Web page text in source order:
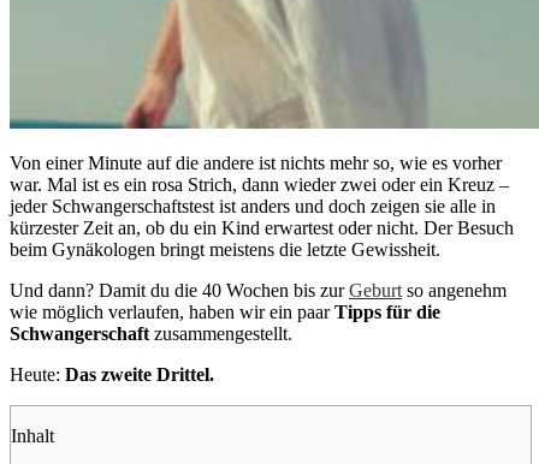
Von einer Minute auf die andere ist nichts mehr so, wie es vorher
war. Mal ist es ein rosa Strich, dann wieder zwei oder ein Kreuz –
jeder Schwangerschaftstest ist anders und doch zeigen sie alle in
kürzester Zeit an, ob du ein Kind erwartest oder nicht. Der Besuch
beim Gynäkologen bringt meistens die letzte Gewissheit.
Und dann? Damit du die 40 Wochen bis zurGeburt so angenehm
wie möglich verlaufen, haben wir ein paarTipps für die
Schwangerschaft zusammengestellt.
Heute: Das zweite Drittel.
Inhalt